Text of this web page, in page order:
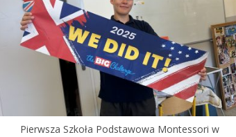
Pierwsza Szkoła Podstawowa Montessori w